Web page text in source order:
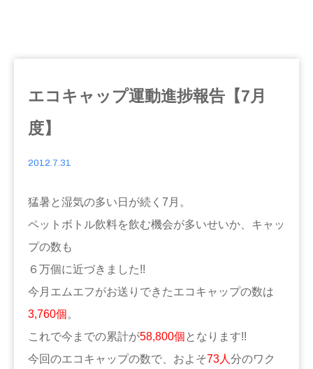
エコキャップ運動進捗報告【7月
度】
2012.7.31
猛暑と湿気の多い日が続く7月。
ペットボトル飲料を飲む機会が多いせいか、キャッ
プの数も
６万個に近づきました!!
今月エムエフがお送りできたエコキャップの数は
3,760個。
これで今までの累計が58,800個 となります!!
今回のエコキャップの数で、およそ73人 分のワク